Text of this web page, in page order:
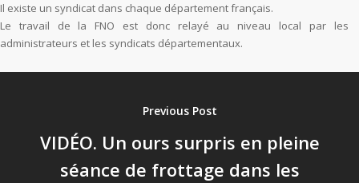
Il existe un syndicat dans chaque département français.
Le travail de la FNO est donc relayé au niveau local par les
administrateurs et les syndicats départementaux.
Previous Post
VIDÉO. Un ours surpris en pleine
séance de frottage dans les